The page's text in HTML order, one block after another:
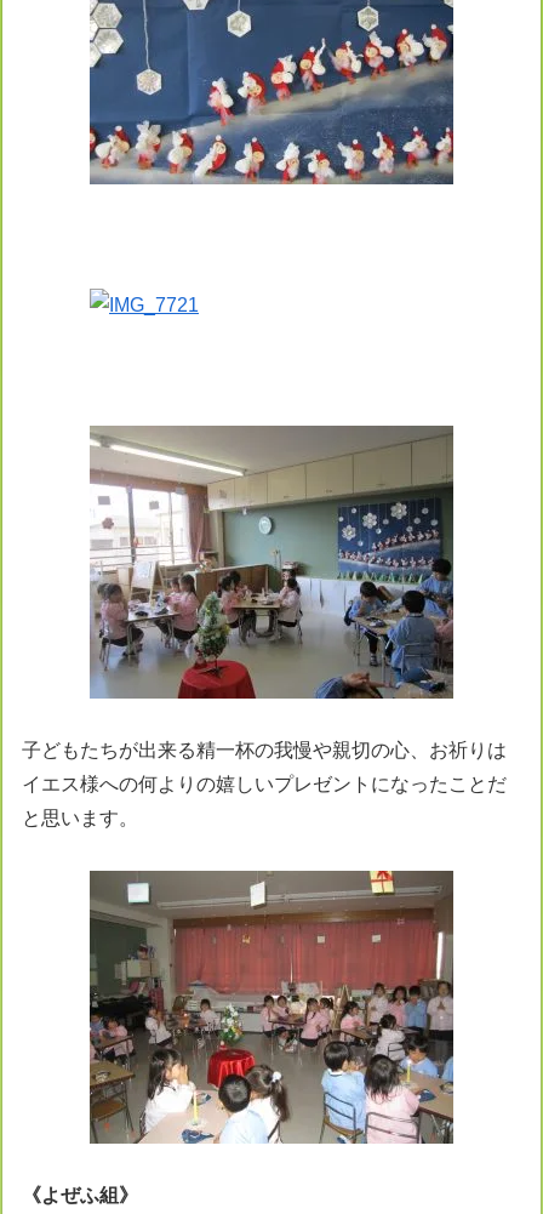
子どもたちが出来る精一杯の我慢や親切の心、お祈りは
イエス様への何よりの嬉しいプレゼントになったことだ
と思います。
《よぜふ組 》